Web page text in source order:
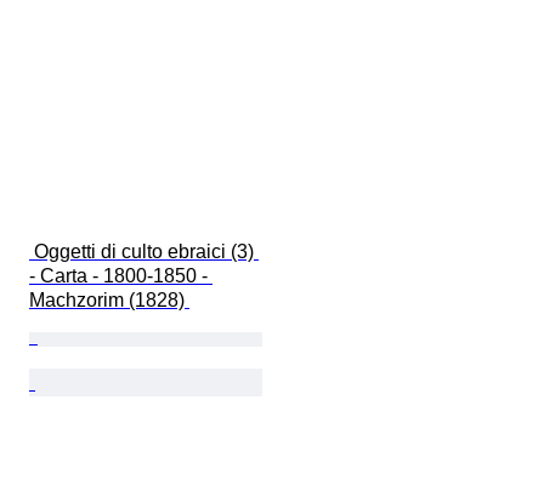
- Carta - 1800-1850 -
Machzorim (1828)